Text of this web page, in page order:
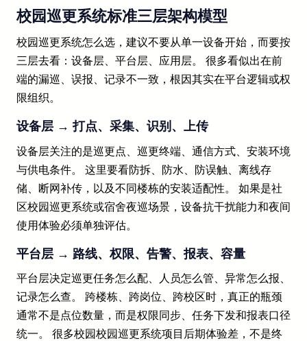
校园巡更系统标准三层架构模型
校园巡更系统怎么选，建议不要从单一设备开始，而要按
三层去看：设备层、平台层、应用层。 很多看似出在前
端的漏巡、误报、记录不一致，根因其实在平台逻辑或权
限组织。
设备层 → 打点、采集、识别、上传
设备层关注的是巡更点、巡更终端、通信方式、安装环境
与供电条件。 这里要看防拆、防水、防误触、离线存
储、断网补传，以及不同楼栋的安装适配性。 如果是社
区校园巡更系统或宿舍夜巡场景，设备抗干扰能力和夜间
使用体验必须单独评估。
平台层 → 路线、权限、告警、报表、容量
平台层决定巡更任务怎么配、人员怎么管、异常怎么报、
记录怎么查。 跨楼栋、跨岗位、跨校区时，真正的瓶颈
通常不是点位数量，而是权限同步、任务下发和报表口径
统一。 很多校园校园巡更系统项目后期体验差，不是终